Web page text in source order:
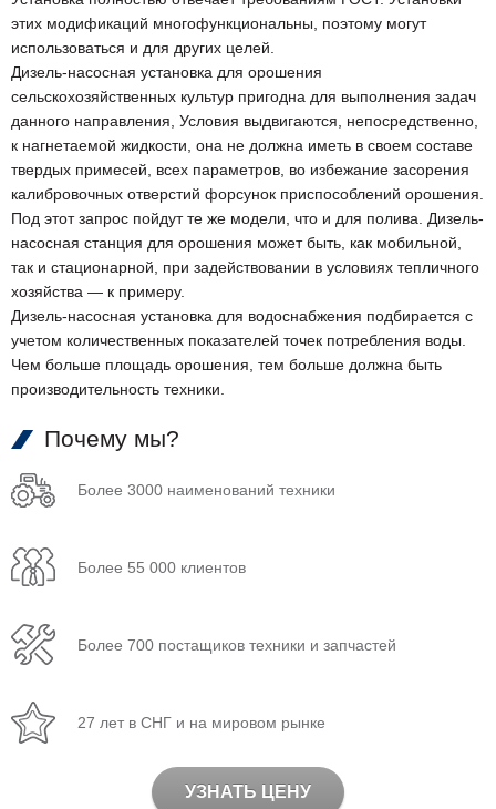
этих модификаций многофункциональны, поэтому могут
использоваться и для других целей.
Дизель-насосная установка для орошения
сельскохозяйственных культур пригодна для выполнения задач
данного направления, Условия выдвигаются, непосредственно,
к нагнетаемой жидкости, она не должна иметь в своем составе
твердых примесей, всех параметров, во избежание засорения
калибровочных отверстий форсунок приспособлений орошения.
Под этот запрос пойдут те же модели, что и для полива. Дизель-
насосная станция для орошения может быть, как мобильной,
так и стационарной, при задействовании в условиях тепличного
хозяйства — к примеру.
Дизель-насосная установка для водоснабжения подбирается с
учетом количественных показателей точек потребления воды.
Чем больше площадь орошения, тем больше должна быть
производительность техники.
Почему мы?
Более 3000 наименований техники
Более 55 000 клиентов
Более 700 постащиков техники и запчастей
27 лет в СНГ и на мировом рынке
УЗНАТЬ ЦЕНУ